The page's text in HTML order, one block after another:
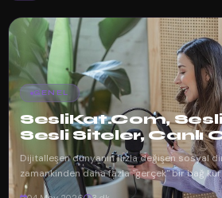
GENEL
SesliKat.Com,
Sesli Siteler, Canlı
Dijitalleşen dünyanın hızla değişen sosyal
zamankinden daha fazla "gerçek" bir bağ
Mesajlaşma uy...